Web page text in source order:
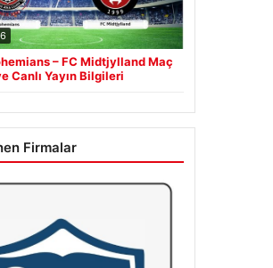
– FC Midtjylland Maç
Canlı Yayın Bilgileri
Firmalar